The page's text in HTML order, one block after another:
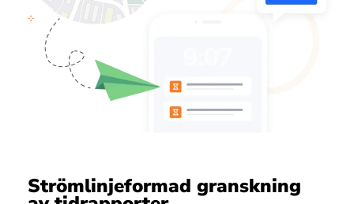
Strömlinjeformad granskning